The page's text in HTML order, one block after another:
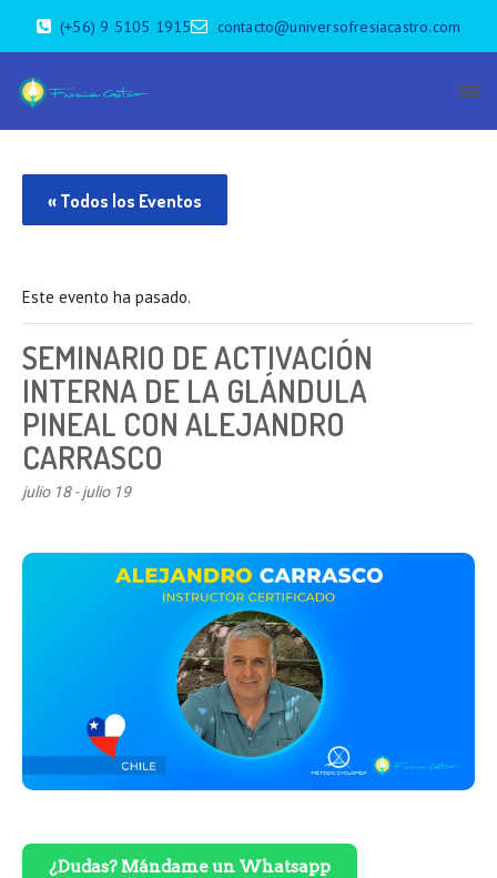
(+56) 9 5105 1915 contacto@universofresiacastro.com
« Todos los Eventos
Este evento ha pasado.
SEMINARIO DE ACTIVACIÓN
INTERNA DE LA GLÁNDULA
PINEAL CON ALEJANDRO
CARRASCO
julio 18-julio 19
¿Dudas? Mándame un Whatsapp